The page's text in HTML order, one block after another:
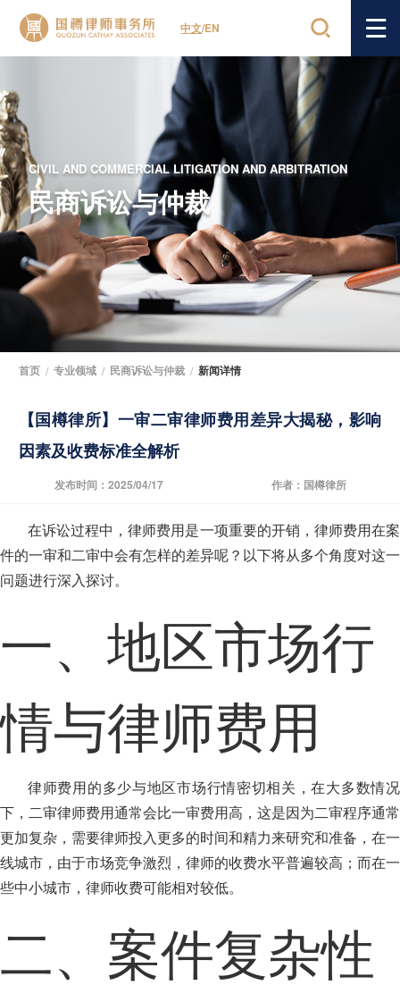
中文/EN
CIVIL AND COMMERCIAL LITIGATION AND ARBITRATION
民商诉讼与仲裁
首页 / 专业领域 / 民商诉讼与仲裁 / 新闻详情
【国樽律所】一审二审律师费用差异大揭秘，影响
因素及收费标准全解析
发布时间：2025/04/17 作者：国樽律所
在诉讼过程中，律师费用是一项重要的开销，律师费用在案
件的一审和二审中会有怎样的差异呢？以下将从多个角度对这一
问题进行深入探讨。
一、地区市场行
情与律师费用
律师费用的多少与地区市场行情密切相关，在大多数情况
下，二审律师费用通常会比一审费用高，这是因为二审程序通常
更加复杂，需要律师投入更多的时间和精力来研究和准备，在一
线城市，由于市场竞争激烈，律师的收费水平普遍较高；而在一
些中小城市，律师收费可能相对较低。
二、案件复杂性